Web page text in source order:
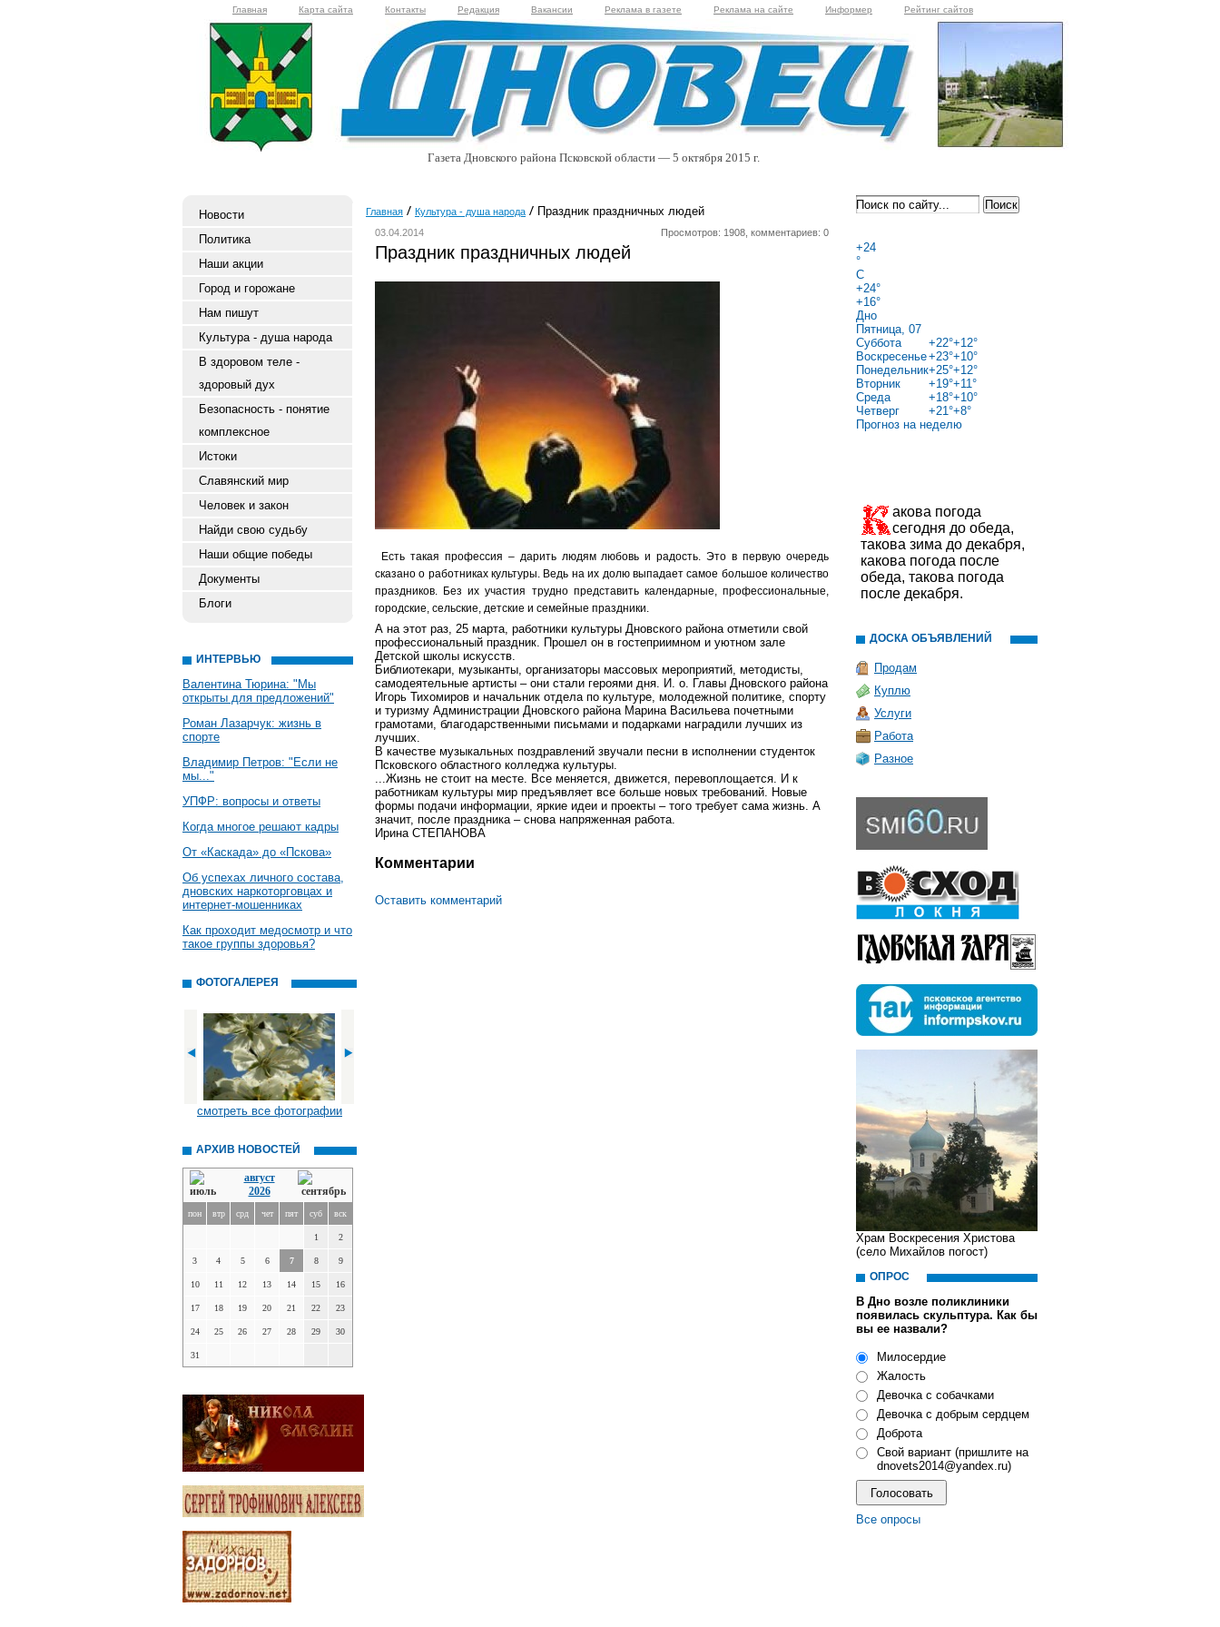
Главная Карта сайта Контакты Редакция Вакансии Реклама в газете Реклама на сайте Информер Рейтинг сайтов
Газета Дновского района Псковской области — 5 октября 2015 г.
Новости
Политика
Наши акции
Город и горожане
Нам пишут
Культура - душа народа
В здоровом теле -
здоровый дух
Безопасность - понятие
комплексное
Истоки
Славянский мир
Человек и закон
Найди свою судьбу
Наши общие победы
Документы
Блоги
ИНТЕРВЬЮ
Валентина Тюрина: "Мы
открыты для предложений"
Роман Лазарчук: жизнь в
спорте
Владимир Петров: "Если не
мы..."
УПФР: вопросы и ответы
Когда многое решают кадры
От «Каскада» до «Пскова»
Об успехах личного состава,
дновских наркоторговцах и
интернет-мошенниках
Как проходит медосмотр и что
такое группы здоровья?
ФОТОГАЛЕРЕЯ
смотреть все фотографии
АРХИВ НОВОСТЕЙ
август
2026
пон втр срд чет пят суб вск
1 2
3 4 5 6 7 8 9
10 11 12 13 14 15 16
17 18 19 20 21 22 23
24 25 26 27 28 29 30
31
Главная Культура - душа народа Праздник праздничных людей
03.04.2014 Просмотров: 1908, комментариев: 0
Праздник праздничных людей
Есть такая профессия – дарить людям любовь и радость. Это в первую очередь
сказано о работниках культуры. Ведь на их долю выпадает самое большое количество
праздников. Без их участия трудно представить календарные, профессиональные,
городские, сельские, детские и семейные праздники.
А на этот раз, 25 марта, работники культуры Дновского района отметили свой
профессиональный праздник. Прошел он в гостеприимном и уютном зале
Детской школы искусств.
Библиотекари, музыканты, организаторы массовых мероприятий, методисты,
самодеятельные артисты – они стали героями дня. И. о. Главы Дновского района
Игорь Тихомиров и начальник отдела по культуре, молодежной политике, спорту
и туризму Администрации Дновского района Марина Васильева почетными
грамотами, благодарственными письмами и подарками наградили лучших из
лучших.
В качестве музыкальных поздравлений звучали песни в исполнении студенток
Псковского областного колледжа культуры.
...Жизнь не стоит на месте. Все меняется, движется, перевоплощается. И к
работникам культуры мир предъявляет все больше новых требований. Новые
формы подачи информации, яркие идеи и проекты – того требует сама жизнь. А
значит, после праздника – снова напряженная работа.
Ирина СТЕПАНОВА
Комментарии
Оставить комментарий
+24
°
C
+24°
+16°
Дно
Пятница, 07
Суббота
+22°+12°
Воскресенье+23°+10°
Понедельник+25°+12°
Вторник
+19°+11°
Среда
+18°+10°
Четверг
+21°+8°
Прогноз на неделю
акова погода
сегодня до обеда,
такова зима до декабря,
какова погода после
обеда, такова погода
после декабря.
ДОСКА ОБЪЯВЛЕНИЙ
Продам
Куплю
Услуги
Работа
Разное
Храм Воскресения Христова
(село Михайлов погост)
ОПРОС
В Дно возле поликлиники
появилась скульптура. Как бы
вы ее назвали?
Милосердие
Жалость
Девочка с собачками
Девочка с добрым сердцем
Доброта
Свой вариант (пришлите на
dnovets2014@yandex.ru)
Все опросы